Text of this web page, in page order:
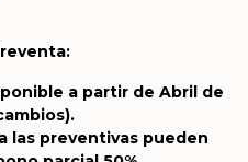
a partir de Abril de
las preventivas pueden